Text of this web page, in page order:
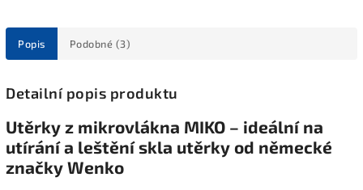
Popis Podobné (3)
Detailní popis produktu
Utěrky z mikrovlákna MIKO – ideální na
utírání a leštění skla utěrky od německé
značky Wenko